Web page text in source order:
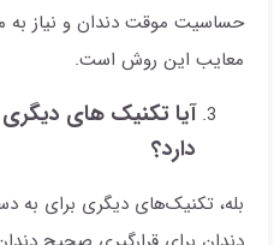
حساسیت موقت دندان و نیاز به
معایب این روش است.
آیا تکنیک های
دارد؟
بله، تکنیک‌های دیگری برای به